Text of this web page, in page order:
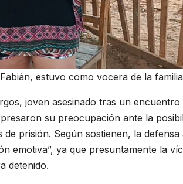
estuvo como vocera de la
joven asesinado tras un
su preocupación ante la
de prisión. Según sostienen, la
emotiva”, ya que presuntamente la
detenido.